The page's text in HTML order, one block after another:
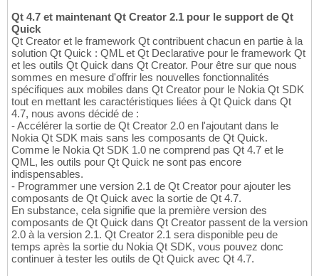
Qt 4.7 et maintenant Qt Creator 2.1 pour le support de Qt
Quick
Qt Creator et le framework Qt contribuent chacun en partie à la
solution Qt Quick : QML et Qt Declarative pour le framework Qt
et les outils Qt Quick dans Qt Creator. Pour être sur que nous
sommes en mesure d'offrir les nouvelles fonctionnalités
spécifiques aux mobiles dans Qt Creator pour le Nokia Qt SDK
tout en mettant les caractéristiques liées à Qt Quick dans Qt
4.7, nous avons décidé de :
- Accélérer la sortie de Qt Creator 2.0 en l'ajoutant dans le
Nokia Qt SDK mais sans les composants de Qt Quick.
Comme le Nokia Qt SDK 1.0 ne comprend pas Qt 4.7 et le
QML, les outils pour Qt Quick ne sont pas encore
indispensables.
- Programmer une version 2.1 de Qt Creator pour ajouter les
composants de Qt Quick avec la sortie de Qt 4.7.
En substance, cela signifie que la première version des
composants de Qt Quick dans Qt Creator passent de la version
2.0 à la version 2.1. Qt Creator 2.1 sera disponible peu de
temps après la sortie du Nokia Qt SDK, vous pouvez donc
continuer à tester les outils de Qt Quick avec Qt 4.7.